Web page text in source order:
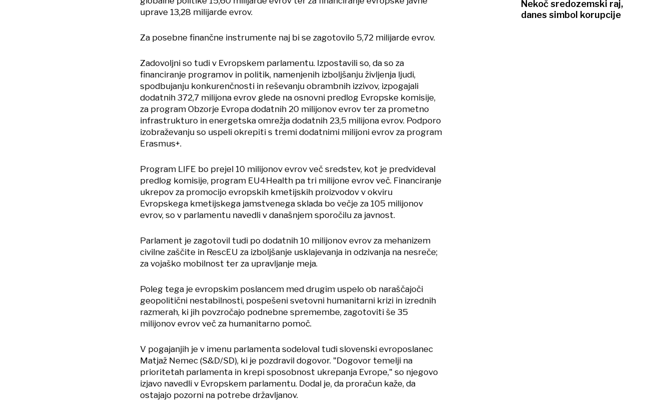
uprave 13,28 milijarde evrov.
Za posebne finančne instrumente naj bi se zagotovilo 5,72 milijarde evrov.
Zadovoljni so tudi v Evropskem parlamentu. Izpostavili so, da so za
financiranje programov in politik, namenjenih izboljšanju življenja ljudi,
spodbujanju konkurenčnosti in reševanju obrambnih izzivov, izpogajali
dodatnih 372,7 milijona evrov glede na osnovni predlog Evropske komisije,
za program Obzorje Evropa dodatnih 20 milijonov evrov ter za prometno
infrastrukturo in energetska omrežja dodatnih 23,5 milijona evrov. Podporo
izobraževanju so uspeli okrepiti s tremi dodatnimi milijoni evrov za program
Erasmus+.
Program LIFE bo prejel 10 milijonov evrov več sredstev, kot je predvideval
predlog komisije, program EU4Health pa tri milijone evrov več. Financiranje
ukrepov za promocijo evropskih kmetijskih proizvodov v okviru
Evropskega kmetijskega jamstvenega sklada bo večje za 105 milijonov
evrov, so v parlamentu navedli v današnjem sporočilu za javnost.
Parlament je zagotovil tudi po dodatnih 10 milijonov evrov za mehanizem
civilne zaščite in RescEU za izboljšanje usklajevanja in odzivanja na nesreče;
za vojaško mobilnost ter za upravljanje meja.
Poleg tega je evropskim poslancem med drugim uspelo ob naraščajoči
geopolitični nestabilnosti, pospešeni svetovni humanitarni krizi in izrednih
razmerah, ki jih povzročajo podnebne spremembe, zagotoviti še 35
milijonov evrov več za humanitarno pomoč.
V pogajanjih je v imenu parlamenta sodeloval tudi slovenski evroposlanec
Matjaž Nemec (S&D/SD), ki je pozdravil dogovor. "Dogovor temelji na
prioritetah parlamenta in krepi sposobnost ukrepanja Evrope," so njegovo
izjavo navedli v Evropskem parlamentu. Dodal je, da proračun kaže, da
ostajajo pozorni na potrebe državljanov.
Nekoč sredozemski raj,
danes simbol korupcije